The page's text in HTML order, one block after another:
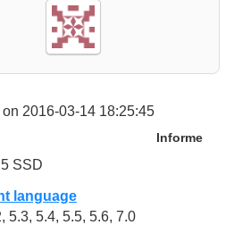
on 2016-03-14 18:25:45
Informe
SSD
language
5.3, 5.4, 5.5, 5.6, 7.0